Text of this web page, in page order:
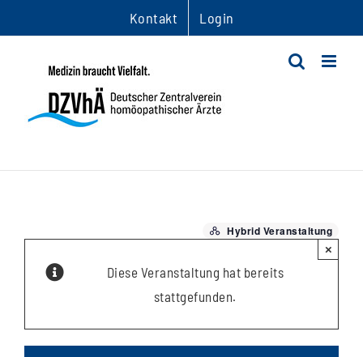
Inhalt
Kontakt Login
Hybrid Veranstaltung
Diese Veranstaltung hat bereits
stattgefunden.
×